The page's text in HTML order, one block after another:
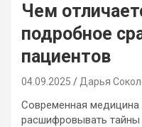
Чем
подробное
пациентов
04.09.2025 Дарья
Современная медицина
расшифровывать тайны